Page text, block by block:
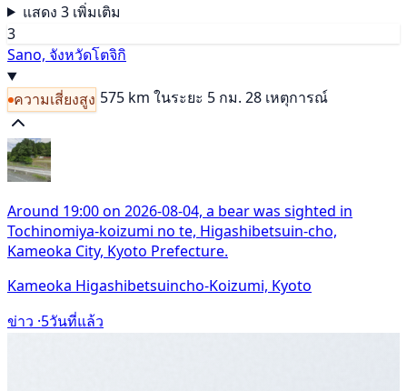
แสดง 3 เพิ่มเติม
3
Sano, จังหวัดโตจิกิ
ความเสี่ยงสูง 575 km ในระยะ 5 กม. 28 เหตุการณ์
Around 19:00 on 2026-08-04, a bear was sighted in
Tochinomiya-koizumi no te, Higashibetsuin-cho,
Kameoka City, Kyoto Prefecture.
Kameoka Higashibetsuincho-Koizumi, Kyoto
ข่าว ·5วันที่แล้ว